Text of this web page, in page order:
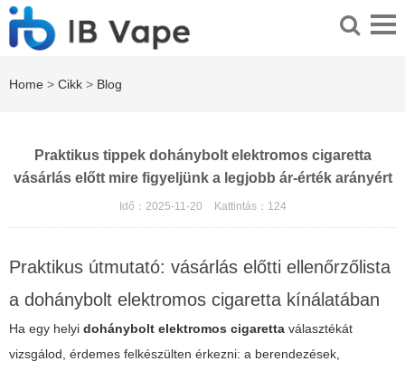
Home > Cikk > Blog
Praktikus tippek dohánybolt elektromos cigaretta
vásárlás előtt mire figyeljünk a legjobb ár-érték arányért
Idő：2025-11-20 Kattintás： 124
Praktikus útmutató: vásárlás előtti ellenőrzőlista
a dohánybolt elektromos cigaretta kínálatában
Ha egy helyi dohánybolt elektromos cigaretta választékát
vizsgálod, érdemes felkészülten érkezni: a berendezések,